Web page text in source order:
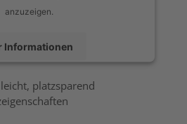
anzuzeigen.
Informationen
Akzeptieren
Consent Management Platform
platzsparend